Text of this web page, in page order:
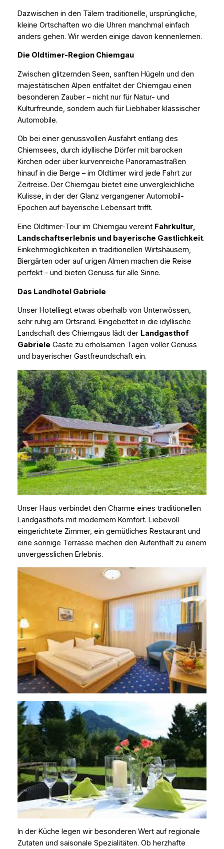
Dazwischen in den Tälern traditionelle, ursprüngliche,
kleine Ortschaften wo die Uhren manchmal einfach
anders gehen. Wir werden einige davon kennenlernen.
Die Oldtimer-Region Chiemgau
Zwischen glitzernden Seen, sanften Hügeln und den
majestätischen Alpen entfaltet der Chiemgau einen
besonderen Zauber – nicht nur für Natur- und
Kulturfreunde, sondern auch für Liebhaber klassischer
Automobile.
Ob bei einer genussvollen Ausfahrt entlang des
Chiemsees, durch idyllische Dörfer mit barocken
Kirchen oder über kurvenreiche Panoramastraßen
hinauf in die Berge – im Oldtimer wird jede Fahrt zur
Zeitreise. Der Chiemgau bietet eine unvergleichliche
Kulisse, in der der Glanz vergangener Automobil-
Epochen auf bayerische Lebensart trifft.
Eine Oldtimer-Tour im Chiemgau vereint Fahrkultur,
Landschaftserlebnis und bayerische Gastlichkeit.
Einkehrmöglichkeiten in traditionellen Wirtshäusern,
Biergärten oder auf urigen Almen machen die Reise
perfekt – und bieten Genuss für alle Sinne.
Das Landhotel Gabriele
Unser Hotelliegt etwas oberhalb von Unterwössen,
sehr ruhig am Ortsrand. Eingebettet in die idyllische
Landschaft des Chiemgaus lädt der Landgasthof
Gabriele Gäste zu erholsamen Tagen voller Genuss
und bayerischer Gastfreundschaft ein.
Unser Haus verbindet den Charme eines traditionellen
Landgasthofs mit modernem Komfort. Liebevoll
eingerichtete Zimmer, ein gemütliches Restaurant und
eine sonnige Terrasse machen den Aufenthalt zu einem
unvergesslichen Erlebnis.
In der Küche legen wir besonderen Wert auf regionale
Zutaten und saisonale Spezialitäten. Ob herzhafte